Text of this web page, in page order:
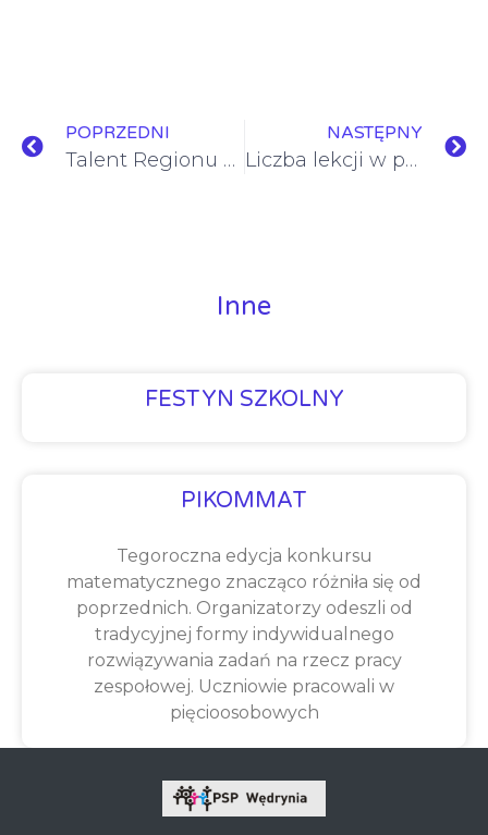
POPRZEDNI
Talent Regionu 2021
NASTĘPNY
Liczba lekcji w poszczególnych dniach wg nowego planu (wersja robocza)
Inne
FESTYN SZKOLNY
PIKOMMAT
Tegoroczna edycja konkursu
matematycznego znacząco różniła się od
poprzednich. Organizatorzy odeszli od
tradycyjnej formy indywidualnego
rozwiązywania zadań na rzecz pracy
zespołowej. Uczniowie pracowali w
pięcioosobowych